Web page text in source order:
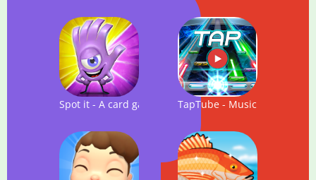
Spot it - A card game to challenge your friends
TapTube - Music Video